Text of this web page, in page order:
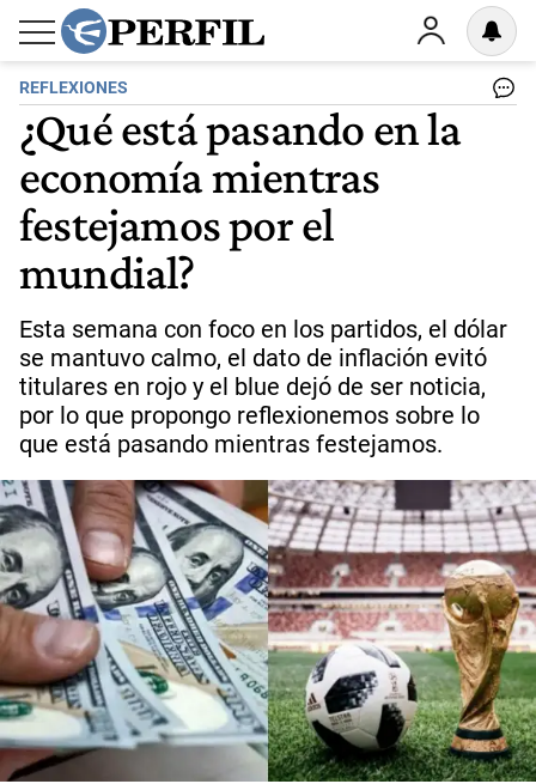
REFLEXIONES
¿Qué está pasando en la
economía mientras
festejamos por el
mundial?
Esta semana con foco en los partidos, el dólar
se mantuvo calmo, el dato de inflación evitó
titulares en rojo y el blue dejó de ser noticia,
por lo que propongo reflexionemos sobre lo
que está pasando mientras festejamos.